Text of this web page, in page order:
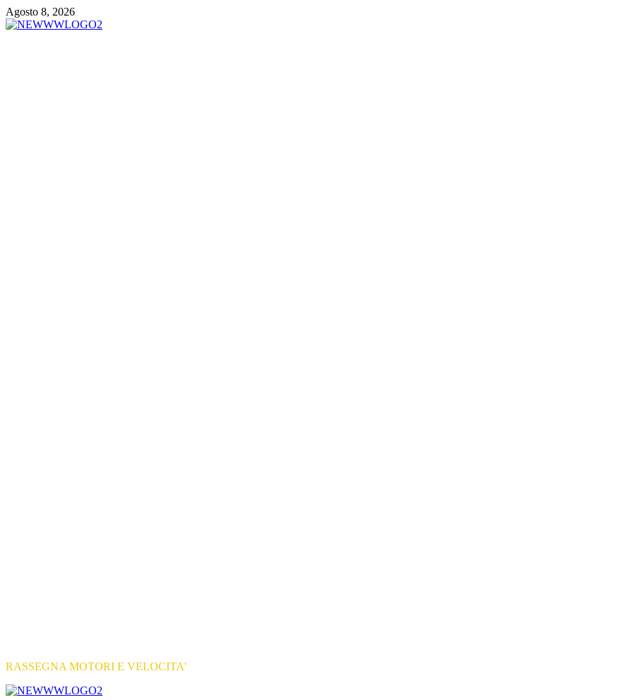
Vai
al
Agosto 8, 2026
RASSEGNA MOTORI E VELOCITA'
Primary